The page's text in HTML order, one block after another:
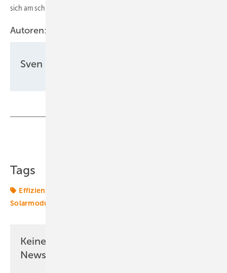
sich am schnellsten entwickelnden Felder in der Solarforschung.
Autoren:
Sven Ullrich
Tags
Effizienz
Solarmodul
Keine Zeit? Kein Problem mit dem ERE
Newsletter!